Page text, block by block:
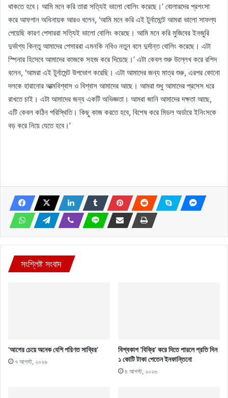
থাকতে হবে। আমি মনে করি তারা সত্যিই ভালো বোলিং করেছে।’ বোলারদের প্রশংসা
করে আফগান অধিনায়ক আরও বলেন, ‘আমি মনে করি এই টুর্নামেন্টে আমরা ভালো সাফল্য
পেয়েছি কারণ পেসাররা সত্যিই ভালো বোলিং করেছে। আমি মনে করি মুজিবের ইনজুরি
দুর্ভাগ্য কিন্তু আমাদের পেসাররা এমনকি নবিও নতুন বলে দুর্দান্ত বোলিং করেছে। এটা
স্পিনার হিসেবে আমাদের কাজকে সহজ করে দিয়েছে।’ এটা কেবল শুরু উল্লেখ করে রশিদ
বলেন, ‘আমরা এই টুর্নামেন্ট উপভোগ করেছি। এটা আমাদের জন্য মাত্র শুরু, এরপর কোনো
দলকে হারানোর আত্মবিশ্বাস ও বিশ্বাস আমাদের আছে। আমরা শুধু আমাদের প্রসেস ধরে
রাখতে চাই। এটা আমাদের জন্য একটি অভিজ্ঞতা। আমরা জানি আমাদের দক্ষতা আছে,
এটি কেবল কঠিন পরিস্থিতি। কিছু কাজ করতে হবে, বিশেষ করে মিডল অর্ডারে ইনিংসকে
বড় করে নিয়ে যেতে হবে।’
সংশ্লিষ্ট সংবাদ
‘আগের চেয়ে অনেক বেশি পরিণত সাব্বির’
৭ আগস্ট, ২০২৬
বিশ্বকাপ ‘বিক্রি’ করে দিতে পারলে প্রতি দিন
১ কোটি টাকা পেতেন ইনফান্তিনো
৪ আগস্ট, ২০২৬